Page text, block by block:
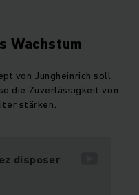
Wachstum
von Jungheinrich soll
die Zuverlässigkeit von
stärken.
disposer